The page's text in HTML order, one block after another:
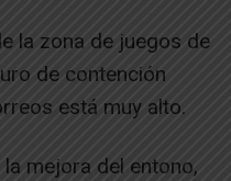
la zona de juegos de
de contención
está muy alto.
mejora del entono,